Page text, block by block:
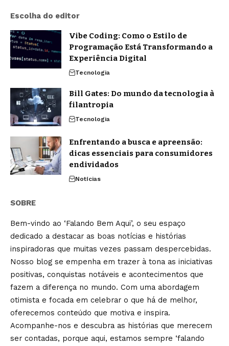
Escolha do editor
Vibe Coding: Como o Estilo de
Programação Está Transformando a
Experiência Digital
Tecnologia
Bill Gates: Do mundo da tecnologia à
filantropia
Tecnologia
Enfrentando a busca e apreensão:
dicas essenciais para consumidores
endividados
Notícias
SOBRE
Bem-vindo ao ‘Falando Bem Aqui’, o seu espaço
dedicado a destacar as boas notícias e histórias
inspiradoras que muitas vezes passam despercebidas.
Nosso blog se empenha em trazer à tona as iniciativas
positivas, conquistas notáveis e acontecimentos que
fazem a diferença no mundo. Com uma abordagem
otimista e focada em celebrar o que há de melhor,
oferecemos conteúdo que motiva e inspira.
Acompanhe-nos e descubra as histórias que merecem
ser contadas, porque aqui, estamos sempre ‘falando